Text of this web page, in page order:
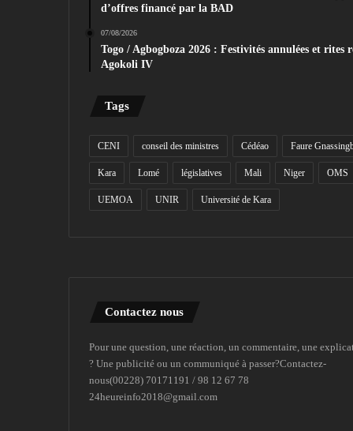
d’offres financé par la BAD
07/08/2026
Togo / Agbogboza 2026 : Festivités annulées et rites
Agokoli IV
Tags
CENI conseil des ministres Cédéao Faure
Kara Lomé législatives Mali Niger OMS
UEMOA UNIR Université de Kara
Contactez nous
Pour une question, une réaction, un commentaire, une
? Une publicité ou un communiqué à passer?Contactez-
nous(00228) 70171191 / 98 12 67 78
24heureinfo2018@gmail.com